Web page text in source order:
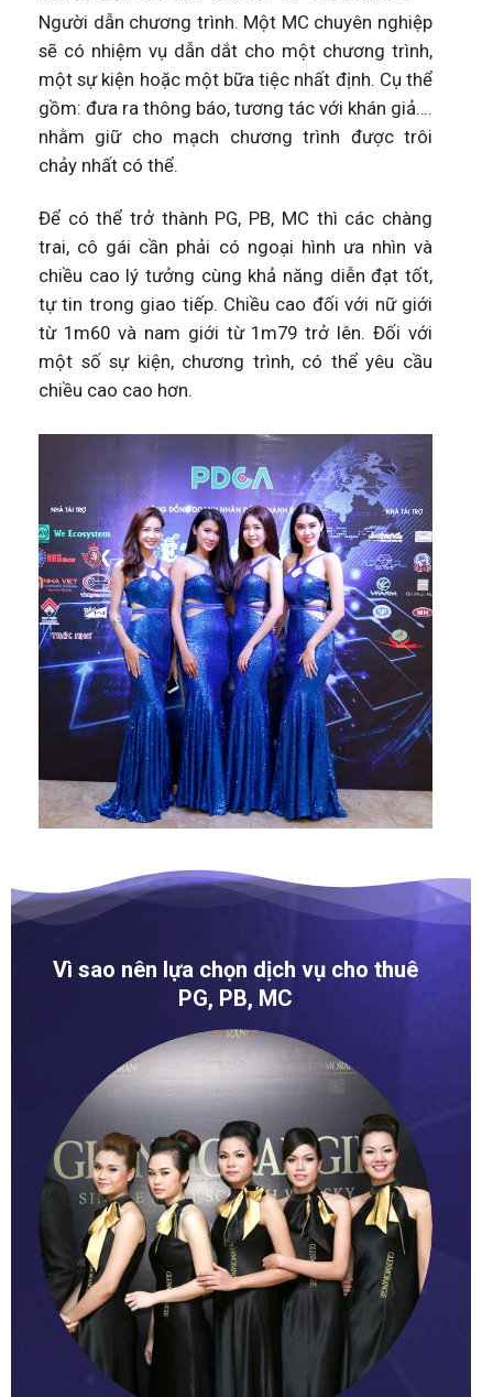
Người dẫn chương trình. Một MC chuyên nghiệp
sẽ có nhiệm vụ dẫn dắt cho một chương trình,
một sự kiện hoặc một bữa tiệc nhất định. Cụ thể
gồm: đưa ra thông báo, tương tác với khán giả….
nhằm giữ cho mạch chương trình được trôi
chảy nhất có thể.
Để có thể trở thành PG, PB, MC thì các chàng
trai, cô gái cần phải có ngoại hình ưa nhìn và
chiều cao lý tưởng cùng khả năng diễn đạt tốt,
tự tin trong giao tiếp. Chiều cao đối với nữ giới
từ 1m60 và nam giới từ 1m79 trở lên. Đối với
một số sự kiện, chương trình, có thể yêu cầu
chiều cao cao hơn.
Vì sao nên lựa chọn dịch vụ cho thuê
PG, PB, MC